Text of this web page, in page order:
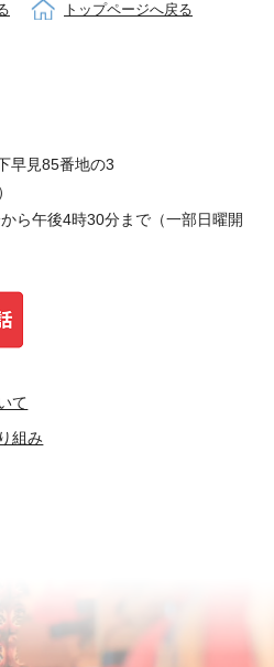
トップページへ戻る
早見85番地の3
ら午後4時30分まで（一部日曜開
て
組み